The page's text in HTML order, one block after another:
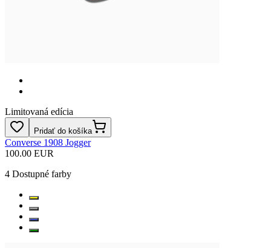
Limitovaná edícia
Pridať do košíka
Converse 1908 Jogger
100.00 EUR
4 Dostupné farby